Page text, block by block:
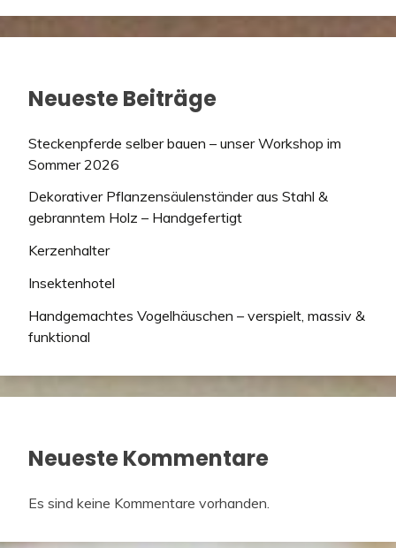
Neueste Beiträge
Steckenpferde selber bauen – unser Workshop im
Sommer 2026
Dekorativer Pflanzensäulenständer aus Stahl &
gebranntem Holz – Handgefertigt
Kerzenhalter
Insektenhotel
Handgemachtes Vogelhäuschen – verspielt, massiv &
funktional
Neueste Kommentare
Es sind keine Kommentare vorhanden.